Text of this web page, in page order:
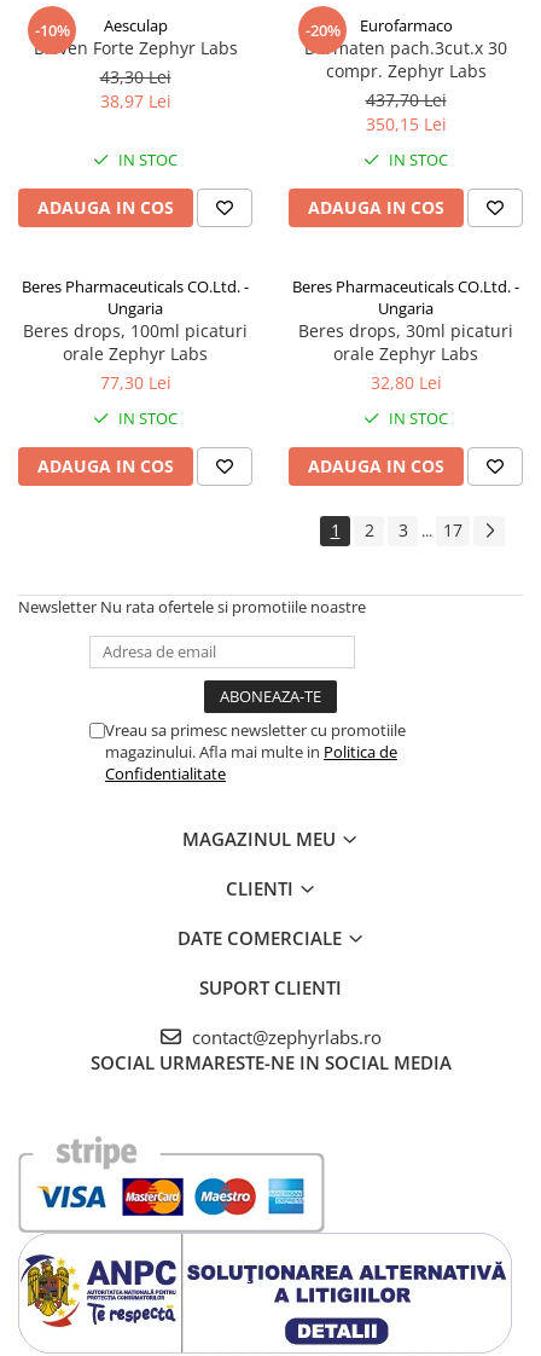
-10% Aesculap
Bioven Forte Zephyr Labs
43,30 Lei
38,97 Lei
IN STOC
ADAUGA IN COS
-20% Eurofarmaco
Dermaten pach.3cut.x 30
compr. Zephyr Labs
437,70 Lei
350,15 Lei
IN STOC
ADAUGA IN COS
Beres Pharmaceuticals CO.Ltd. -
Ungaria
Beres drops, 100ml picaturi
orale Zephyr Labs
77,30 Lei
IN STOC
ADAUGA IN COS
Beres Pharmaceuticals CO.Ltd. -
Ungaria
Beres drops, 30ml picaturi
orale Zephyr Labs
32,80 Lei
IN STOC
ADAUGA IN COS
1 2 3 ... 17
Newsletter Nu rata ofertele si promotiile noastre
Vreau sa primesc newsletter cu promotiile
magazinului. Afla mai multe in Politica de
Confidentialitate
MAGAZINUL MEU
CLIENTI
DATE COMERCIALE
SUPORT CLIENTI
contact@zephyrlabs.ro
SOCIAL URMARESTE-NE IN SOCIAL MEDIA